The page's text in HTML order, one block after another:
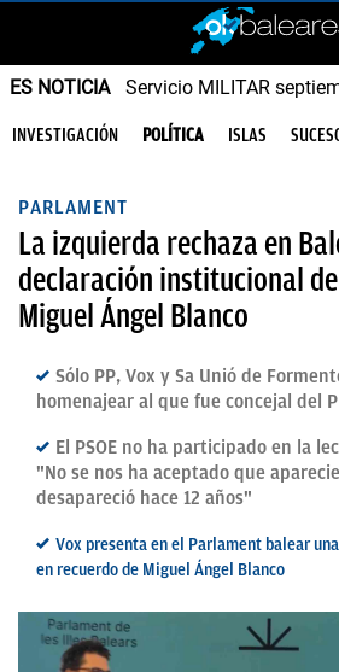
ES NOTICIA Servicio MILITAR
INVESTIGACIÓN POLÍTICA ISLAS
PARLAMENT
La izquierda rechaza en
declaración institucional
Miguel Ángel Blanco
Sólo PP, Vox y Sa Unió de
homenajear al que fue concejal del
El PSOE no ha participado en la
"No se nos ha aceptado que
desapareció hace 12 años"
Vox presenta en el Parlament balear
en recuerdo de Miguel Ángel Blanco